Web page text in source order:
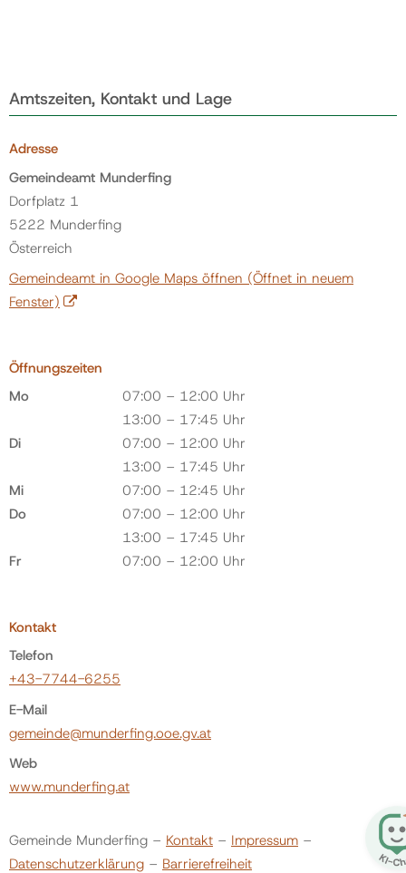
Amtszeiten, Kontakt und Lage
Adresse
Gemeindeamt Munderfing
Dorfplatz 1
5222 Munderfing
Österreich
Gemeindeamt in Google Maps öffnen (Öffnet in neuem
Fenster)
Öffnungszeiten
Mo
07:00 – 12:00 Uhr
13:00 – 17:45 Uhr
Di
07:00 – 12:00 Uhr
13:00 – 17:45 Uhr
Mi
07:00 – 12:45 Uhr
Do
07:00 – 12:00 Uhr
13:00 – 17:45 Uhr
Fr
07:00 – 12:00 Uhr
Kontakt
Telefon
+43-7744-6255
E-Mail
gemeinde@munderfing.ooe.gv.at
Web
www.munderfing.at
Gemeinde Munderfing – Kontakt – Impressum –
Datenschutzerklärung – Barrierefreiheit